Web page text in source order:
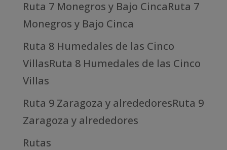
Ruta 7 Monegros y Bajo CincaRuta 7
Monegros y Bajo Cinca
Ruta 8 Humedales de las Cinco
VillasRuta 8 Humedales de las Cinco
Villas
Ruta 9 Zaragoza y alrededoresRuta 9
Zaragoza y alrededores
Rutas